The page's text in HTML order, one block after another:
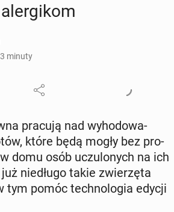
minuty
pracują nad wy­ho­do­wa­
które będą mogły bez pro­
domu osób uczu­lo­nych na ich
nie­dłu­go takie zwie­rzę­ta
tym pomóc tech­no­lo­gia edycji